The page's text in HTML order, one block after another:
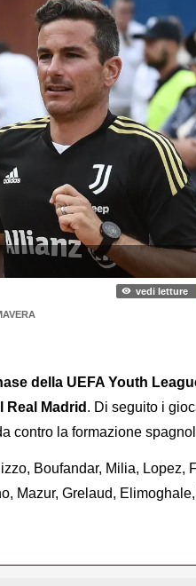
vedi letture
della UEFA Youth
Real Madrid . Di seguito i
contro la formazione
Boufandar, Milia, Lopez,
Mazur, Grelaud,